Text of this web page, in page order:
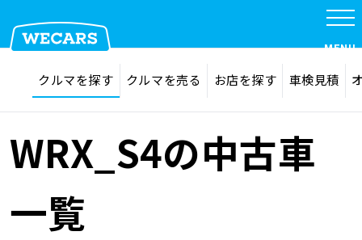
在庫検索 サイト内検索
MENU
クルマを探す
クルマを探す クルマを売る お店を探す 車検見積
WRX_S4の中古車
一覧